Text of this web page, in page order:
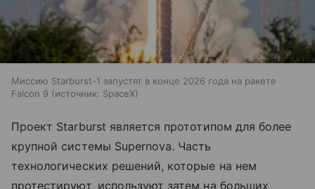
Миссию Starburst-1 запустят в конце 2026 года на ракете
Falcon 9
источник: SpaceX
Проект Starburst является прототипом для более
крупной системы Supernova. Часть
технологических решений, которые на нем
протестируют, используют затем на больших